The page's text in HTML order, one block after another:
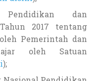
dan
2017 tentang
Pemerintah dan
oleh Satuan
);